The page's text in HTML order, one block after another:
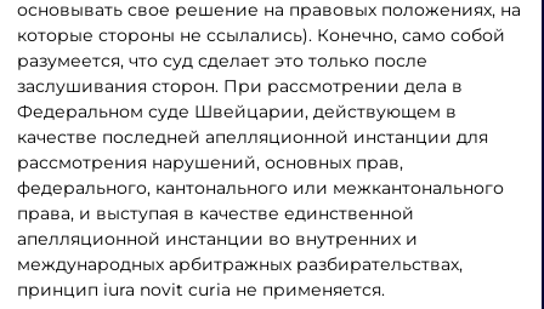
основывать свое решение на правовых положениях, на
которые стороны не ссылались). Конечно, само собой
разумеется, что суд сделает это только после
заслушивания сторон. При рассмотрении дела в
Федеральном суде Швейцарии, действующем в
качестве последней апелляционной инстанции для
рассмотрения нарушений, основных прав,
федерального, кантонального или межкантонального
права, и выступая в качестве единственной
апелляционной инстанции во внутренних и
международных арбитражных разбирательствах,
принцип iura novit curia не применяется.